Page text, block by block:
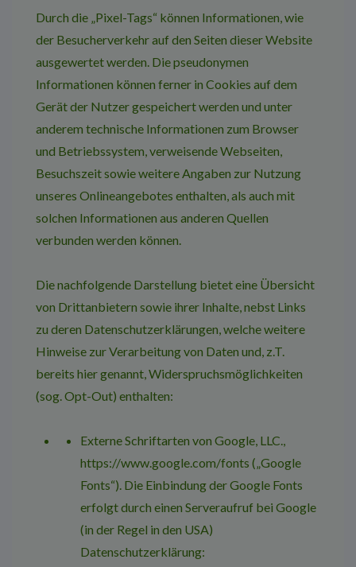
Durch die „Pixel-Tags“ können Informationen, wie
der Besucherverkehr auf den Seiten dieser Website
ausgewertet werden. Die pseudonymen
Informationen können ferner in Cookies auf dem
Gerät der Nutzer gespeichert werden und unter
anderem technische Informationen zum Browser
und Betriebssystem, verweisende Webseiten,
Besuchszeit sowie weitere Angaben zur Nutzung
unseres Onlineangebotes enthalten, als auch mit
solchen Informationen aus anderen Quellen
verbunden werden können.
Die nachfolgende Darstellung bietet eine Übersicht
von Drittanbietern sowie ihrer Inhalte, nebst Links
zu deren Datenschutzerklärungen, welche weitere
Hinweise zur Verarbeitung von Daten und, z.T.
bereits hier genannt, Widerspruchsmöglichkeiten
(sog. Opt-Out) enthalten:
Externe Schriftarten von Google, LLC.,
https://www.google.com/fonts („Google
Fonts“). Die Einbindung der Google Fonts
erfolgt durch einen Serveraufruf bei Google
(in der Regel in den USA)
Datenschutzerklärung: